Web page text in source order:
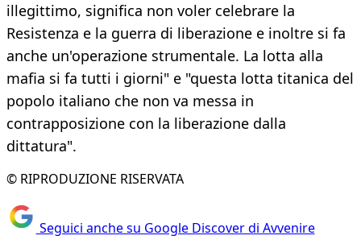
illegittimo, significa non voler celebrare la
Resistenza e la guerra di liberazione e inoltre si fa
anche un'operazione strumentale. La lotta alla
mafia si fa tutti i giorni" e "questa lotta titanica del
popolo italiano che non va messa in
contrapposizione con la liberazione dalla
dittatura".
© RIPRODUZIONE RISERVATA
Seguici anche su Google Discover di Avvenire